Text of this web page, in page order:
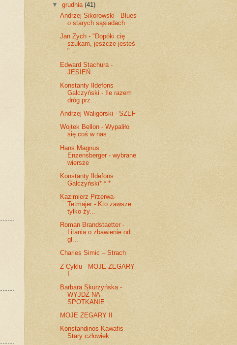
▼grudnia(41)
Andrzej Sikorowski - Blues
o starych sąsiadach
Jan Zych - "Dopóki cię
szukam, jeszcze jesteś
" ...
Edward Stachura -
JESIEŃ
Konstanty Ildefons
Gałczyński - Ile razem
dróg prz...
Andrzej Waligórski - SZEF
Wojtek Bellon - Wypaliło
się coś w nas
Hans Magnus
Enzensberger - wybrane
wiersze
Konstanty Ildefons
Gałczyński* * *
Kazimierz Przerwa-
Tetmajer - Kto zawsze
tylko ży...
Roman Brandstaetter -
Litania o zbawienie od
gł...
Charles Simic – Strach
Z Cyklu - MOJE ZEGARY
I
Barbara Skurzyńska -
WYJDŹ NA
SPOTKANIE
MOJE ZEGARY II
Konstandinos Kawafis –
Stary człowiek